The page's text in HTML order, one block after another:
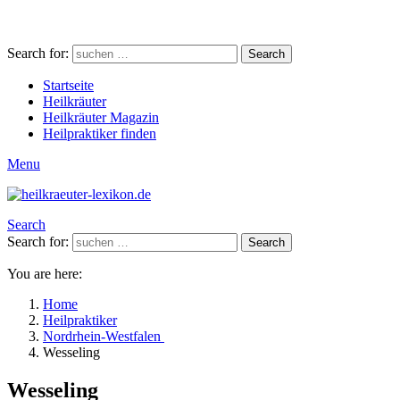
Search for: Search
Startseite
Heilkräuter
Heilkräuter Magazin
Heilpraktiker finden
Menu
Search
Search for:
Search
You are here:
Home
Heilpraktiker
Nordrhein-Westfalen
Wesseling
Wesseling